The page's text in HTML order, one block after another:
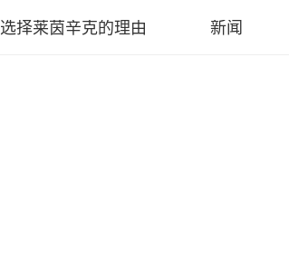
选择莱茵辛克的理由 新闻